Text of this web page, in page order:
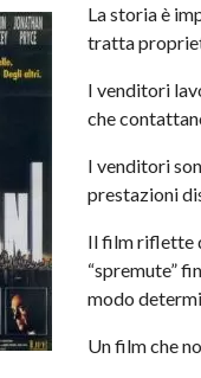
La storia è
tratta
I venditori
che
I venditori
prestazioni
Il film riflette
“spremute”
modo
Un film che